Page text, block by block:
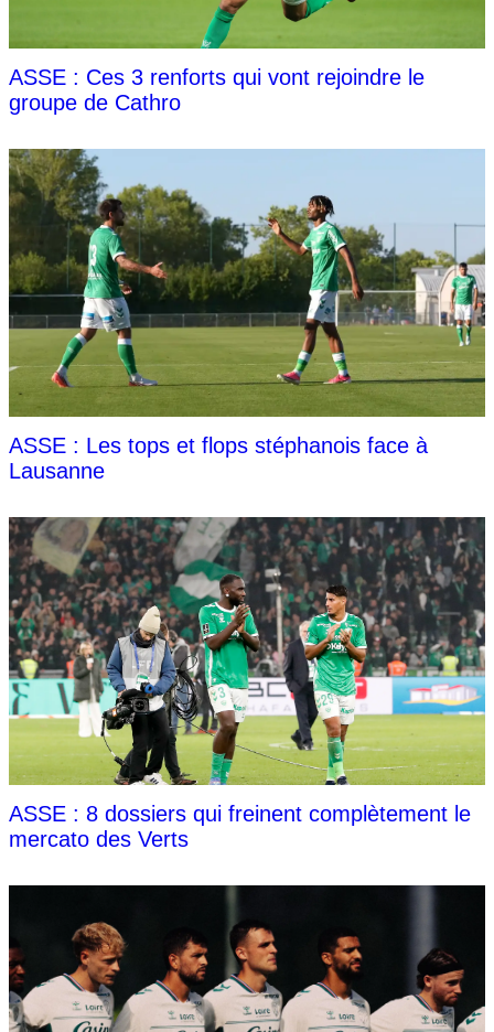
ASSE : Ces 3 renforts qui vont rejoindre le
groupe de Cathro
ASSE : Les tops et flops stéphanois face à
Lausanne
ASSE : 8 dossiers qui freinent complètement le
mercato des Verts